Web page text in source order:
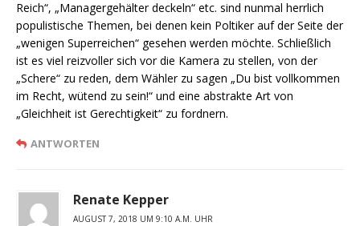
Reich“, „Managergehälter deckeln“ etc. sind nunmal herrlich
populistische Themen, bei denen kein Poltiker auf der Seite der
„wenigen Superreichen“ gesehen werden möchte. Schließlich
ist es viel reizvoller sich vor die Kamera zu stellen, von der
„Schere“ zu reden, dem Wähler zu sagen „Du bist vollkommen
im Recht, wütend zu sein!“ und eine abstrakte Art von
„Gleichheit ist Gerechtigkeit“ zu fordnern.
ANTWORTEN
Renate Kepper
AUGUST 7, 2018 UM 9:10 A.M. UHR